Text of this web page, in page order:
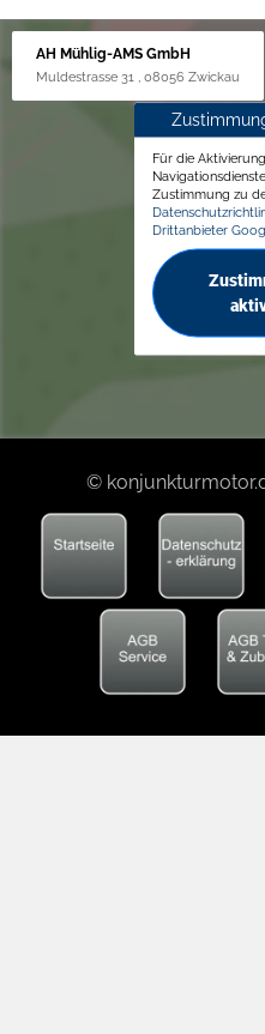
AH Mühlig-AMS GmbH
Muldestrasse 31 , 08056 Zwickau
Für die
Zustimmung zu
Drittanbieter
©